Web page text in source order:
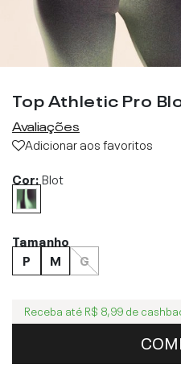
Top Athletic Pro
Avaliações
Adicionar aos favoritos
Cor:Blot
Tamanho
P
M G
Receba até R$ 8,99 de